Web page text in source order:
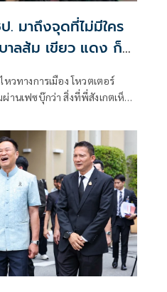
มาถึงจุดที่ไม่มีใคร
าลส้ม เขียว แดง ก็
วทางการเมือง โหวตเตอร์
านเฟซบุ๊กว่า สิ่งที่พี่สังเกตเห็น